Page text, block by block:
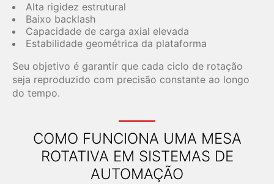
Alta rigidez estrutural
Baixo backlash
Capacidade de carga axial elevada
Estabilidade geométrica da plataforma
Seu objetivo é garantir que cada ciclo de rotação
seja reproduzido com precisão constante ao longo
do tempo.
COMO FUNCIONA UMA MESA
ROTATIVA EM SISTEMAS DE
AUTOMAÇÃO